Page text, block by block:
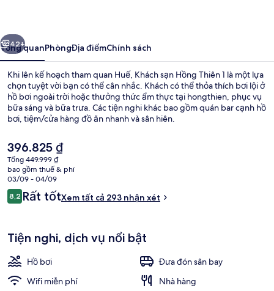
1
Tiếp
42+
Tổng quanPhòngĐịa điểmChính sách
Khi lên kế hoạch tham quan Huế, Khách sạn Hồng Thiên 1 là một lựa
chọn tuyệt vời bạn có thể cân nhắc. Khách có thể thỏa thích bơi lội ở
hồ bơi ngoài trời hoặc thưởng thức ẩm thực tại hongthien, phục vụ
bữa sáng và bữa trưa. Các tiện nghi khác bao gồm quán bar cạnh hồ
bơi, tiệm/cửa hàng đồ ăn nhanh và sân hiên.
Giá
hiện
tại
là
396.825 ₫
396.825 ₫
Tổng 449.999 ₫
bao gồm thuế & phí
03/09 - 04/09
Nhận
xét
8,28,2 trên 10,
Rất tốtXem tất cả 293 nhận xét
Tiện nghi, dịch vụ nổi bật
Hồ bơi
Đưa đón sân bay
Wifi miễn phí
Nhà hàng